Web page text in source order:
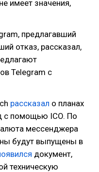
имеет значения,
предлагавший
отказ, рассказал,
Telegram с
рассказал о планах
с помощью ICO. По
мессенджера
будут выпущены в
документ,
техническую